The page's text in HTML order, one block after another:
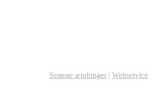
Seneste ændringer | Webservice